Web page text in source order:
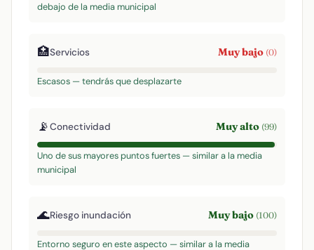
debajo de la media municipal
🏥Servicios Muy bajo (0)
Escasos — tendrás que desplazarte
📡Conectividad Muy alto (99)
Uno de sus mayores puntos fuertes — similar a la media
municipal
🌊Riesgo inundación Muy bajo (100)
Entorno seguro en este aspecto — similar a la media